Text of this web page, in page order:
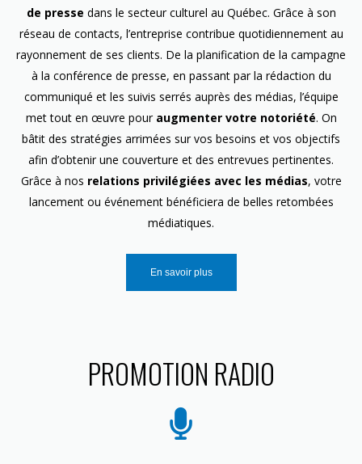
de presse dans le secteur culturel au Québec. Grâce à son
réseau de contacts, l’entreprise contribue quotidiennement au
rayonnement de ses clients. De la planification de la campagne
à la conférence de presse, en passant par la rédaction du
communiqué et les suivis serrés auprès des médias, l’équipe
met tout en œuvre pour augmenter votre notoriété. On
bâtit des stratégies arrimées sur vos besoins et vos objectifs
afin d’obtenir une couverture et des entrevues pertinentes.
Grâce à nos relations privilégiées avec les médias, votre
lancement ou événement bénéficiera de belles retombées
médiatiques.
En savoir plus
PROMOTION RADIO